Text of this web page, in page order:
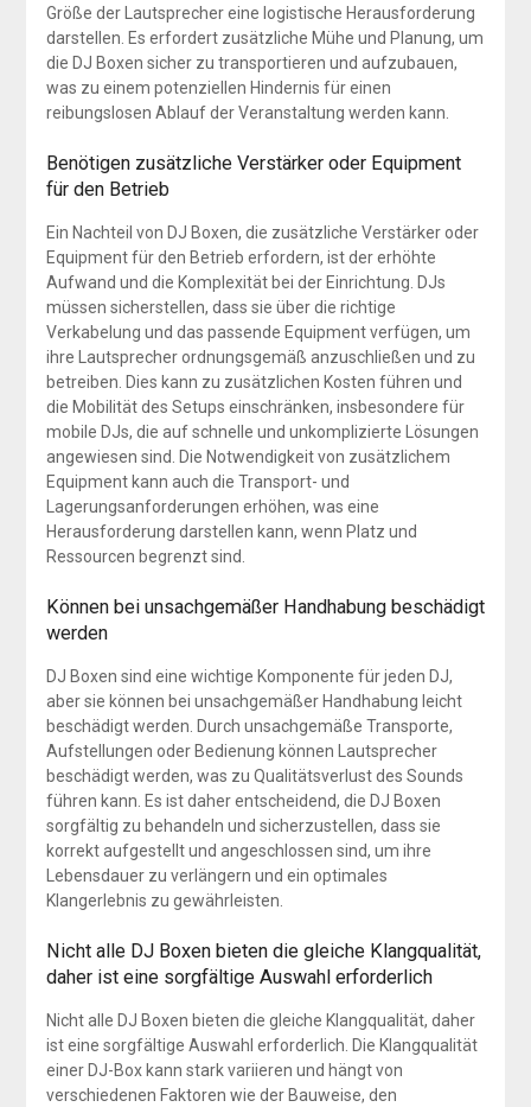
Größe der Lautsprecher eine logistische Herausforderung
darstellen. Es erfordert zusätzliche Mühe und Planung, um
die DJ Boxen sicher zu transportieren und aufzubauen,
was zu einem potenziellen Hindernis für einen
reibungslosen Ablauf der Veranstaltung werden kann.
Benötigen zusätzliche Verstärker oder Equipment
für den Betrieb
Ein Nachteil von DJ Boxen, die zusätzliche Verstärker oder
Equipment für den Betrieb erfordern, ist der erhöhte
Aufwand und die Komplexität bei der Einrichtung. DJs
müssen sicherstellen, dass sie über die richtige
Verkabelung und das passende Equipment verfügen, um
ihre Lautsprecher ordnungsgemäß anzuschließen und zu
betreiben. Dies kann zu zusätzlichen Kosten führen und
die Mobilität des Setups einschränken, insbesondere für
mobile DJs, die auf schnelle und unkomplizierte Lösungen
angewiesen sind. Die Notwendigkeit von zusätzlichem
Equipment kann auch die Transport- und
Lagerungsanforderungen erhöhen, was eine
Herausforderung darstellen kann, wenn Platz und
Ressourcen begrenzt sind.
Können bei unsachgemäßer Handhabung beschädigt
werden
DJ Boxen sind eine wichtige Komponente für jeden DJ,
aber sie können bei unsachgemäßer Handhabung leicht
beschädigt werden. Durch unsachgemäße Transporte,
Aufstellungen oder Bedienung können Lautsprecher
beschädigt werden, was zu Qualitätsverlust des Sounds
führen kann. Es ist daher entscheidend, die DJ Boxen
sorgfältig zu behandeln und sicherzustellen, dass sie
korrekt aufgestellt und angeschlossen sind, um ihre
Lebensdauer zu verlängern und ein optimales
Klangerlebnis zu gewährleisten.
Nicht alle DJ Boxen bieten die gleiche Klangqualität,
daher ist eine sorgfältige Auswahl erforderlich
Nicht alle DJ Boxen bieten die gleiche Klangqualität, daher
ist eine sorgfältige Auswahl erforderlich. Die Klangqualität
einer DJ-Box kann stark variieren und hängt von
verschiedenen Faktoren wie der Bauweise, den